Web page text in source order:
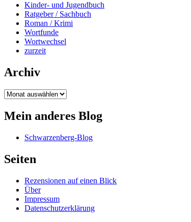
Kinder- und Jugendbuch
Ratgeber / Sachbuch
Roman / Krimi
Wortfunde
Wortwechsel
zurzeit
Archiv
Archiv
Mein anderes Blog
Schwarzenberg-Blog
Seiten
Rezensionen auf einen Blick
Über
Impressum
Datenschutzerklärung